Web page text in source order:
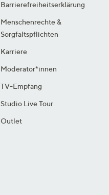
Barrierefreiheitserklärung
Menschenrechte &
Sorgfaltspflichten
Karriere
Moderator*innen
TV-Empfang
Studio Live Tour
Outlet